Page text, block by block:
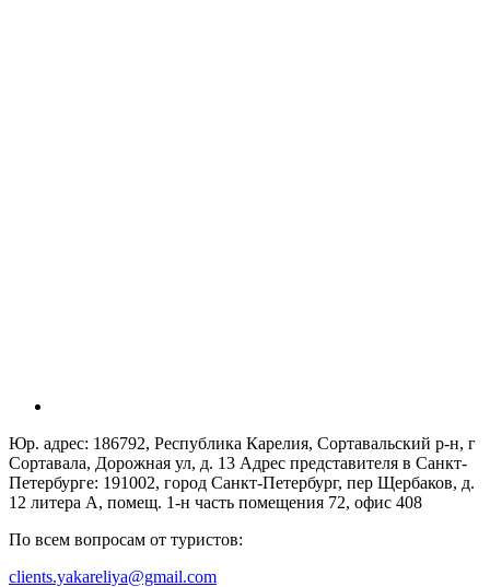
Юр. адрес: 186792, Республика Карелия, Сортавальский р-н, г
Сортавала, Дорожная ул, д. 13 Адрес представителя в Санкт-
Петербурге: 191002, город Санкт-Петербург, пер Щербаков, д.
12 литера А, помещ. 1-н часть помещения 72, офис 408
По всем вопросам от туристов:
clients.yakareliya@gmail.com